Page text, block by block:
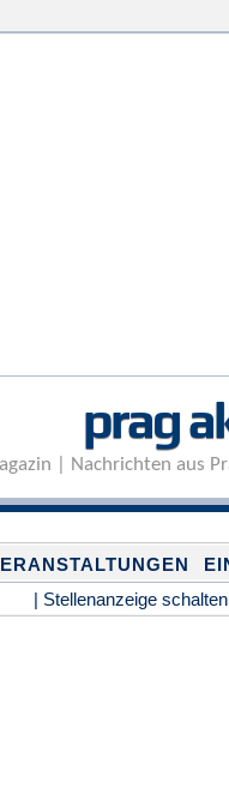
prag
| Nachrichten aus
| Stellenanzeige